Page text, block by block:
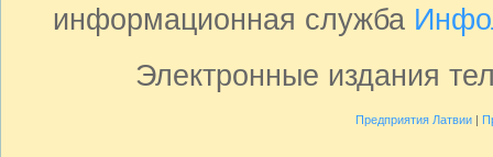
информационная служба
Электронные издания
Предприятия Латвии|